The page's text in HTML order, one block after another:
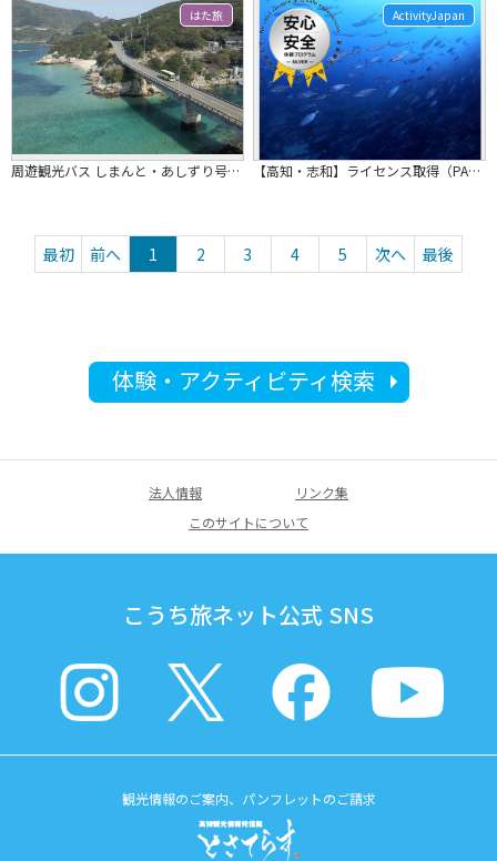
周遊観光バス しまんと・あしずり号 宿泊２日間コース（四万十・足摺ぐるっと一周コース）
はた旅
【高知・志和】ライセンス取得（PADI オープン・ウォーター・ダイバーコース）
ActivityJapan
最初 前へ 1 2 3 4 5 次へ 最後
体験・アクティビティ検索
法人情報
リンク集
このサイトについて
こうち旅ネット公式 SNS
観光情報のご案内、パンフレットのご請求